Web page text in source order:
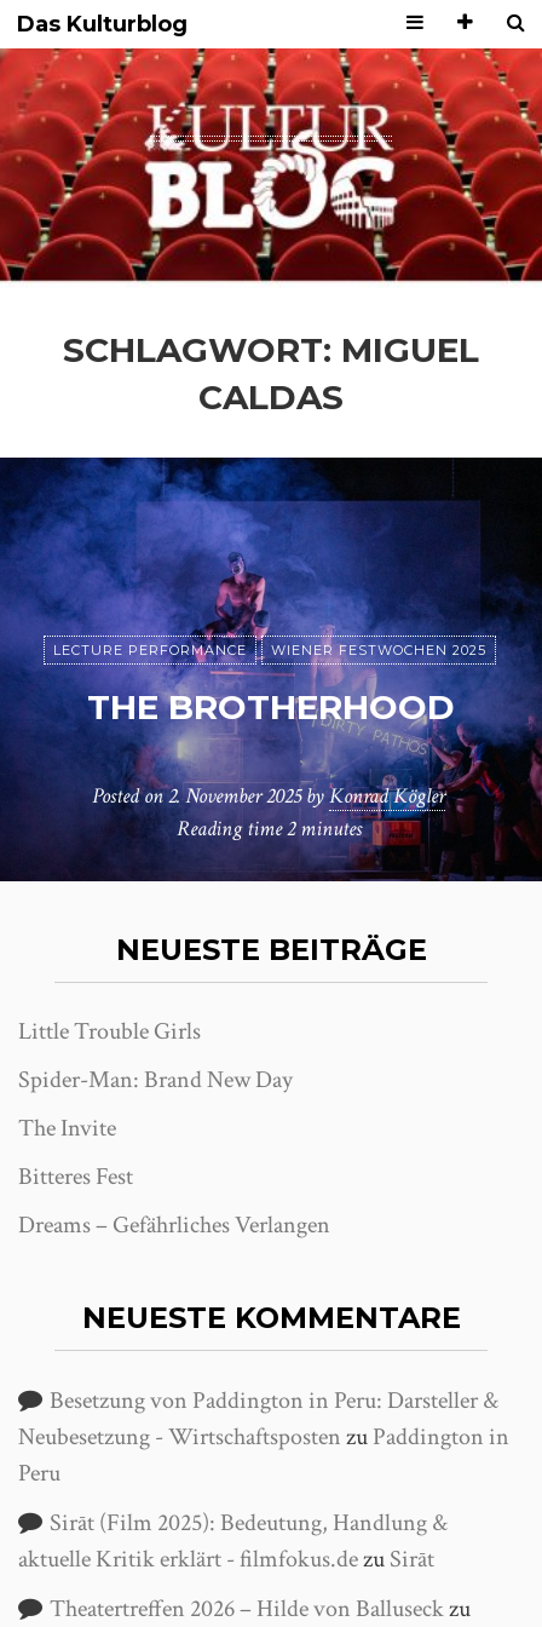
Das Kulturblog
SCHLAGWORT: MIGUEL
CALDAS
LECTURE PERFORMANCE WIENER FESTWOCHEN 2025
THE BROTHERHOOD
Posted on2. November 2025 byKonrad Kögler
Reading time2 minutes
NEUESTE BEITRÄGE
Little Trouble Girls
Spider-Man: Brand New Day
The Invite
Bitteres Fest
Dreams – Gefährliches Verlangen
NEUESTE KOMMENTARE
Besetzung von Paddington in Peru: Darsteller &
Neubesetzung - WirtschaftspostenzuPaddington in
Peru
Sirāt (Film 2025): Bedeutung, Handlung &
aktuelle Kritik erklärt - filmfokus.dezuSirāt
Theatertreffen 2026 – Hilde von Balluseckzu